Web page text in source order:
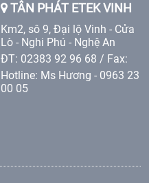
TÂN PHÁT ETEK VINH
Km2, sô 9, Đại lộ Vinh - Cửa
Lò - Nghi Phú - Nghệ An
ĐT: 02383 92 96 68 / Fax:
Hotline: Ms Hương - 0963 23
00 05